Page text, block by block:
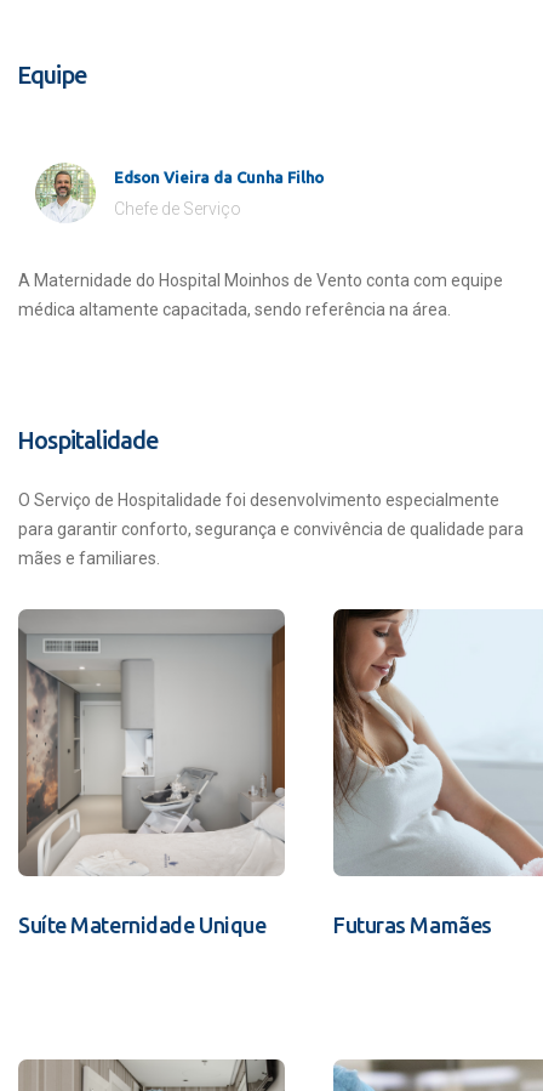
Equipe
Edson Vieira da Cunha Filho
Chefe de Serviço
A Maternidade do Hospital Moinhos de Vento conta com equipe
médica altamente capacitada, sendo referência na área.
Hospitalidade
O Serviço de Hospitalidade foi desenvolvimento especialmente
para garantir conforto, segurança e convivência de qualidade para
mães e familiares.
Suíte Maternidade Unique Futuras Mamães